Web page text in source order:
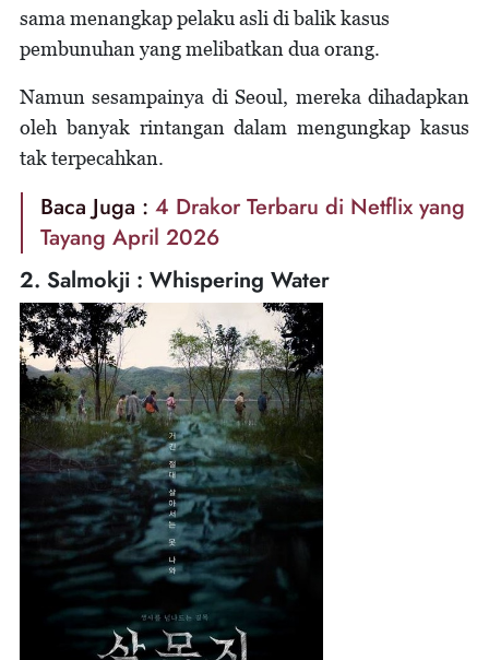
sama menangkap pelaku asli di balik kasus
pembunuhan yang melibatkan dua orang.
Namun sesampainya di Seoul, mereka dihadapkan
oleh banyak rintangan dalam mengungkap kasus
tak terpecahkan.
Baca Juga : 4 Drakor Terbaru di Netflix yang
Tayang April 2026
2. Salmokji : Whispering Water